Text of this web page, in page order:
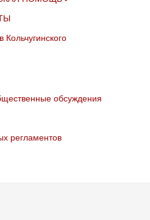
обсуждения
регламентов